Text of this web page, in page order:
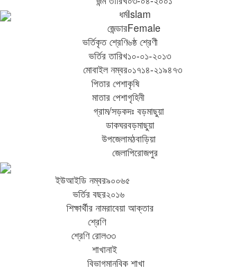
ধর্মIslam
জেন্ডারFemale
ভর্তিকৃত শ্রেণি৬ষ্ঠ শ্রেণী
ভর্তির তারিখ১০-০১-২০১৩
মোবাইল নম্বর০১৭১৪-২১৯৪৭৩
পিতার পেশাকৃষি
মাতার পেশাগৃহিনী
গ্রাম/সড়কদঃ বড়মাছুয়া
ডাকঘরবড়মাছুয়া
উপজেলামঠবাড়িয়া
জেলাপিরোজপুর
ইউআইডি নম্বর৯০০৬৫
ভর্তির বছর২০১৬
শিক্ষার্থীর নামরাবেয়া আক্তার
শ্রেণি
শ্রেণি রোল৩৩
শাখানাই
বিভাগমানবিক শাখা